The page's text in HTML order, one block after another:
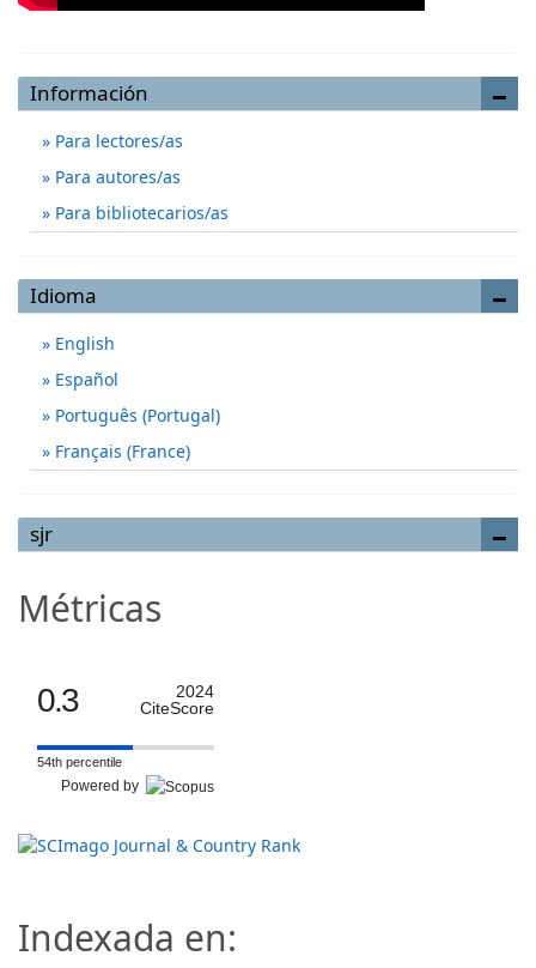
Información
Para lectores/as
Para autores/as
Para bibliotecarios/as
Idioma
English
Español
Português (Portugal)
Français (France)
sjr
Métricas
0.3
2024
CiteScore
54th percentile
Powered by
Indexada en: